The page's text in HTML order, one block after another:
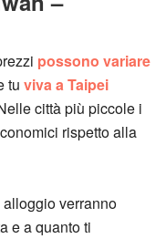
possono variare
tuviva a Taipei
città più piccole i
rispetto alla
verranno
e a quanto ti